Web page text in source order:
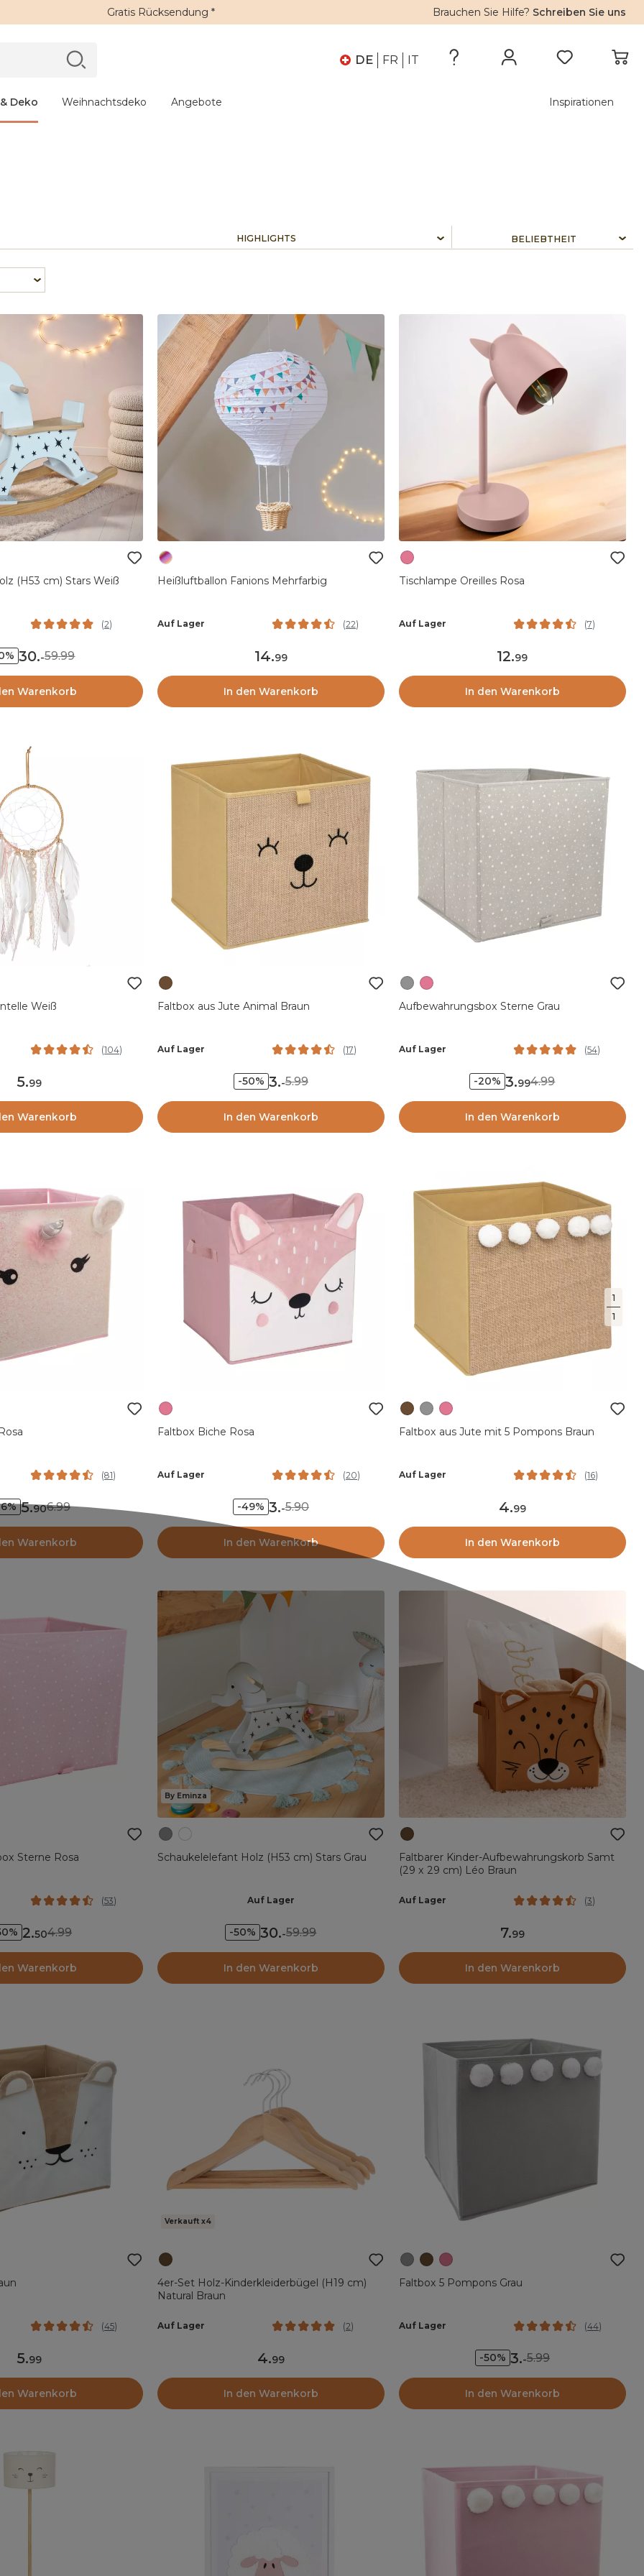
Gratis Rücksendung * Brauchen Sie Hilfe? Schreiben Sie uns
DE FR IT
Deko Weihnachtsdeko Angebote Inspirationen
HIGHLIGHTS
1
1
(H53 cm) Stars Weiß
(2)
30.-59.99
Warenkorb
Heißluftballon Fanions Mehrfarbig
Auf Lager (22)
14.99
In den Warenkorb
Tischlampe Oreilles Rosa
Auf Lager (7)
12.99
In den Warenkorb
Weiß
(104)
5.99
Warenkorb
Faltbox aus Jute Animal Braun
Auf Lager (17)
-50% 3.-5.99
In den Warenkorb
Aufbewahrungsbox Sterne Grau
Auf Lager (54)
-20% 3.994.99
In den Warenkorb
(81)
5.906.99
Warenkorb
Faltbox Biche Rosa
Auf Lager (20)
-49% 3.-5.90
In den Warenkorb
Faltbox aus Jute mit 5 Pompons Braun
Auf Lager (16)
4.99
In den Warenkorb
Sterne Rosa
(53)
2.504.99
Warenkorb
By Eminza
Schaukelelefant Holz (H53 cm) Stars Grau
Auf Lager
-50% 30.-59.99
In den Warenkorb
Faltbarer Kinder-Aufbewahrungskorb Samt
(29 x 29 cm) Léo Braun
Auf Lager (3)
7.99
In den Warenkorb
(45)
5.99
Warenkorb
Verkauft x4
4er-Set Holz-Kinderkleiderbügel (H19 cm)
Natural Braun
Auf Lager (2)
4.99
In den Warenkorb
Faltbox 5 Pompons Grau
Auf Lager (44)
-50% 3.-5.99
In den Warenkorb